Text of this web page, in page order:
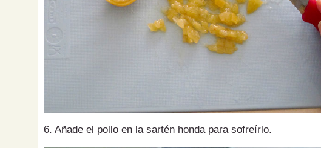
6. Añade el pollo en la sartén honda para sofreírlo.